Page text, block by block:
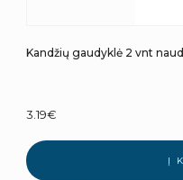
Kandžių gaudyklė 2 vnt
3.19€
Į